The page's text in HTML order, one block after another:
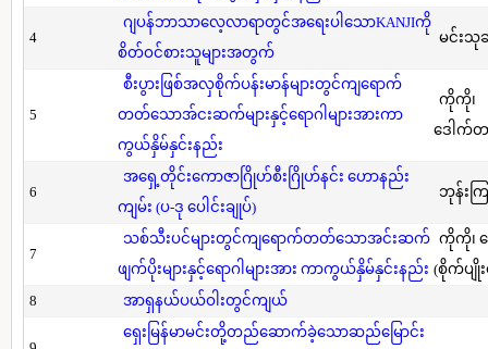
4
ဂျပန်ဘာသာလေ့လာရာတွင်အရေးပါသောKANJIကို
စိတ်ဝင်စားသူများအတွက်
မင်းသုခ
5
စီးပွားဖြစ်အလှစိုက်ပန်းမာန်များတွင်ကျရောက်
တတ်သောအ်ငးဆက်များနှင့်ရောဂါများအားကာ
ကွယ်နှိမ်နှင်းနည်း
ကိုကို၊
ဒေါက်တ
6
အရှေ့တိုင်းကောဇာဂြိုဟ်စီးဂြိုဟ်နင်း ဟောနည်း
ကျမ်း (ပ-ဒု ပေါင်းချုပ်)
ဘုန်းက
7
သစ်သီးပင်များတွင်ကျရောက်တတ်သောအင်းဆက်
ဖျက်ပိုးများနှင့်ရောဂါများအား ကာကွယ်နှိမ်နှင်းနည်း
ကိုကို၊
(စိုက်ပျိုး
8
အာရှနယ်ပယ်ဝါးတွင်ကျယ်
ရှေးမြန်မာမင်းတို့တည်ဆောက်ခဲ့သောဆည်မြောင်း